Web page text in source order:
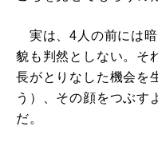
実は、4人の前には
貌も判然としない。そ
長がとりなした機会を
う）、その顔をつぶす
だ。